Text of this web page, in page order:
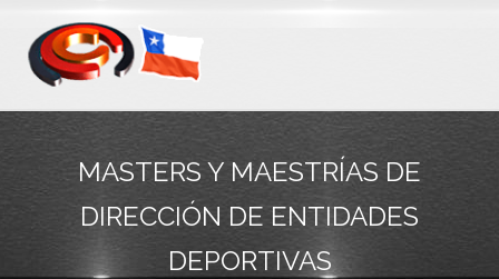
MASTERS Y MAESTRÍAS DE
DIRECCIÓN DE ENTIDADES
DEPORTIVAS